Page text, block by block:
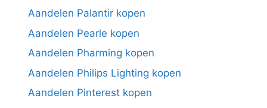
Aandelen Palantir kopen
Aandelen Pearle kopen
Aandelen Pharming kopen
Aandelen Philips Lighting kopen
Aandelen Pinterest kopen